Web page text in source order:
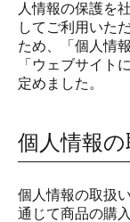
人情報の保護を
してご利用いた
ため、「個人情
「ウェブサイト
定めました。
個人情報
個人情報の取扱
通じて商品の購